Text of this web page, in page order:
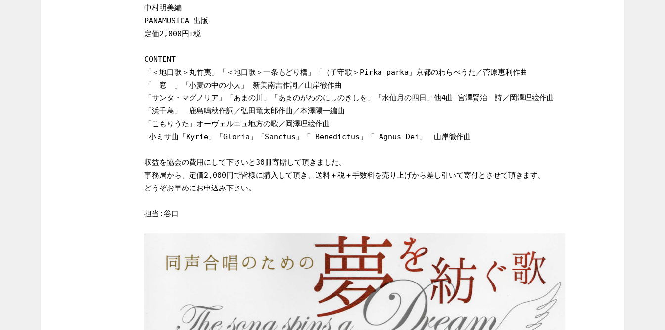
中村明美編
PANAMUSICA 出版
定価2,000円+税
CONTENT
「＜地口歌＞丸竹夷」「＜地口歌＞一条もどり橋」「（子守歌＞Pirka parka」京都のわらべうた／菅原恵利作曲
「　窓　」「小麦の中の小人」 新美南吉作詞／山岸徹作曲
「サンタ・マグノリア」「あまの川」「あまのがわのにしのきしを」「水仙月の四日」他4曲 宮澤賢治　詩／岡澤理絵作曲
「浜千鳥」　鹿島鳴秋作詞／弘田竜太郎作曲／本澤陽一編曲
「こもりうた」オーヴェルニュ地方の歌／岡澤理絵作曲
小ミサ曲「Kyrie」「Gloria」「Sanctus」「 Benedictus」「 Agnus Dei」　山岸徹作曲
収益を協会の費用にして下さいと30冊寄贈して頂きました。
事務局から、定価2,000円で皆様に購入して頂き、送料＋税＋手数料を売り上げから差し引いて寄付とさせて頂きます。
どうぞお早めにお申込み下さい。
担当:谷口